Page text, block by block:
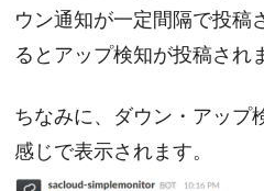
ウン通知が一定間隔で投稿
るとアップ検知が投稿され
ちなみに、ダウン・アップ
感じで表示されます。